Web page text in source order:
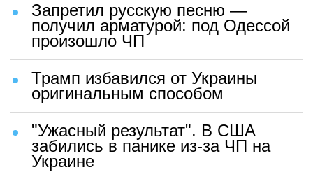
Запретил русскую песню —
получил арматурой: под Одессой
произошло ЧП
Трамп избавился от Украины
оригинальным способом
"Ужасный результат". В США
забились в панике из-за ЧП на
Украине